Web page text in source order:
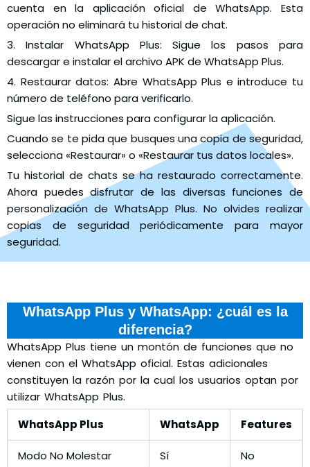
cuenta en la aplicación oficial de WhatsApp. Esta
operación no eliminará tu historial de chat.
3. Instalar WhatsApp Plus: Sigue los pasos para
descargar e instalar el archivo APK de WhatsApp Plus.
4. Restaurar datos: Abre WhatsApp Plus e introduce tu
número de teléfono para verificarlo.
Sigue las instrucciones para configurar la aplicación.
Cuando se te pida que busques una copia de seguridad,
selecciona «Restaurar» o «Restaurar tus datos locales».
Tu historial de chats se ha restaurado correctamente.
Ahora puedes disfrutar de las diversas funciones de
personalización de WhatsApp Plus. No olvides realizar
copias de seguridad periódicamente para mayor
seguridad.
WhatsApp Plus y WhatsApp: ¿cuál es la
diferencia?
WhatsApp Plus tiene un montón de funciones que no
vienen con el WhatsApp oficial. Estas adicionales
constituyen la razón por la cual los usuarios optan por
utilizar WhatsApp Plus.
WhatsApp Plus
WhatsApp Features
Modo No Molestar Sí No